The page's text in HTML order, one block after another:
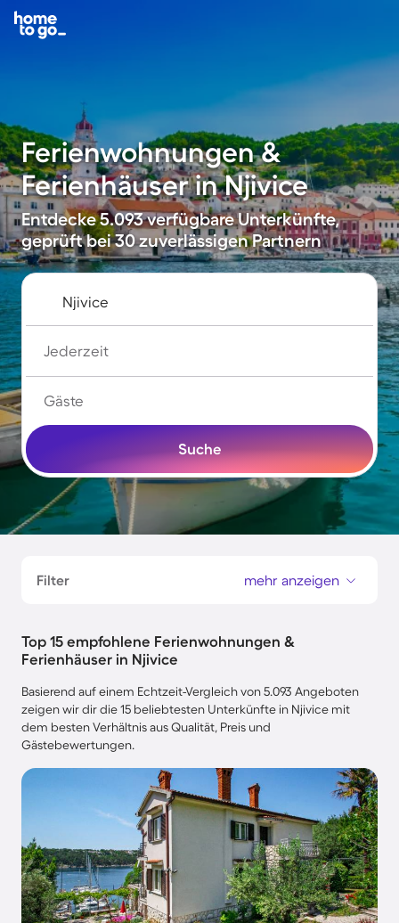
Ferienwohnungen &
Ferienhäuser in Njivice
Entdecke 5.093 verfügbare Unterkünfte,
geprüft bei 30 zuverlässigen Partnern
Jederzeit
Gäste
Suche
Filter mehr anzeigen
Top 15 empfohlene Ferienwohnungen &
Ferienhäuser in Njivice
Basierend auf einem Echtzeit-Vergleich von 5.093 Angeboten
zeigen wir dir die 15 beliebtesten Unterkünfte in Njivice mit
dem besten Verhältnis aus Qualität, Preis und
Gästebewertungen.